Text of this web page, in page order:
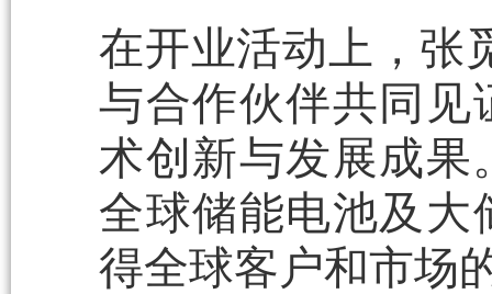
在开业活动上，张
与合作伙伴共同见
术创新与发展成果
全球储能电池及大
得全球客户和市场